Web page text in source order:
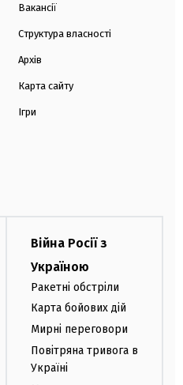
Вакансії
Структура власності
Архів
Карта сайту
Ігри
Війна Росії з
Україною
Ракетні обстріли
Карта бойових дій
Мирні переговори
Повітряна тривога в
Україні